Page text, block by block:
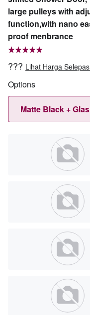
large pulleys with
function,with nano
proof menbrance
??? Lihat Harga
Options
Matte Black +